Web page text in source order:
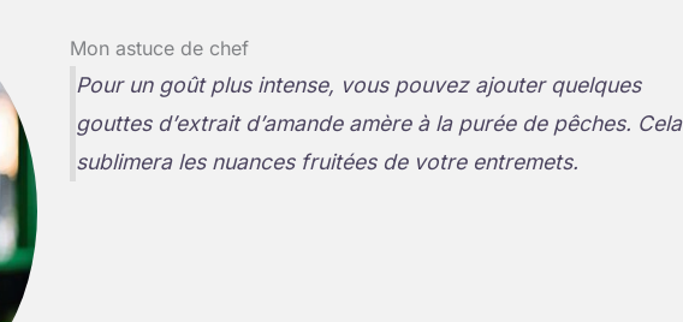
Mon astuce de chef
Pour un goût plus intense, vous pouvez ajouter quelques
gouttes d’extrait d’amande amère à la purée de pêches. Cela
sublimera les nuances fruitées de votre entremets.